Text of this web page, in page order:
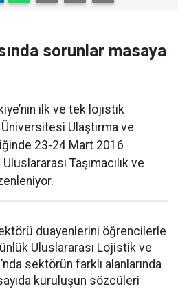
sorunlar masaya
ilk ve tek lojistik
Ulaştırma ve
23-24 Mart 2016
Taşımacılık ve
duayenlerini öğrencilerle
Uluslararası Lojistik ve
sektörün farklı alanlarında
kuruluşun sözcüleri